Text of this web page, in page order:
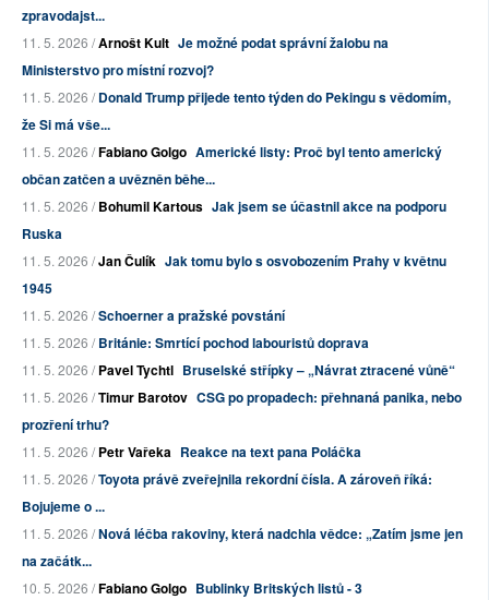
zpravodajst...
11. 5. 2026 /Arnošt Kult Je možné podat správní žalobu na
Ministerstvo pro místní rozvoj?
11. 5. 2026 /Donald Trump přijede tento týden do Pekingu s vědomím,
že Si má vše...
11. 5. 2026 /Fabiano Golgo Americké listy: Proč byl tento americký
občan zatčen a uvězněn běhe...
11. 5. 2026 /Bohumil Kartous Jak jsem se účastnil akce na podporu
Ruska
11. 5. 2026 /Jan Čulík Jak tomu bylo s osvobozením Prahy v květnu
1945
11. 5. 2026 /Schoerner a pražské povstání
11. 5. 2026 /Británie: Smrtící pochod labouristů doprava
11. 5. 2026 /Pavel Tychtl Bruselské střípky – „Návrat ztracené vůně“
11. 5. 2026 /Timur Barotov CSG po propadech: přehnaná panika, nebo
prozření trhu?
11. 5. 2026 /Petr Vařeka Reakce na text pana Poláčka
11. 5. 2026 /Toyota právě zveřejnila rekordní čísla. A zároveň říká:
Bojujeme o ...
11. 5. 2026 /Nová léčba rakoviny, která nadchla vědce: „Zatím jsme jen
na začátk...
10. 5. 2026 /Fabiano Golgo Bublinky Britských listů - 3